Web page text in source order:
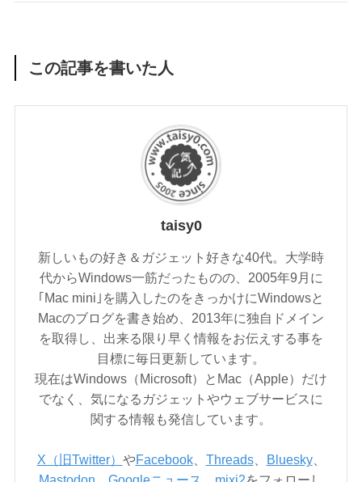
この記事を書いた人
taisy0
新しいもの好き＆ガジェット好きな40代。大学時
代からWindows一筋だったものの、2005年9月に
｢Mac mini｣を購入したのをきっかけにWindowsと
Macのブログを書き始め、2013年に独自ドメイン
を取得し、出来る限り早く情報をお伝えする事を
目標に毎日更新しています。
現在はWindows（Microsoft）とMac（Apple）だけ
でなく、気になるガジェットやウェブサービスに
関する情報も発信しています。
X（旧Twitter） やFacebook、 Threads、 Bluesky、